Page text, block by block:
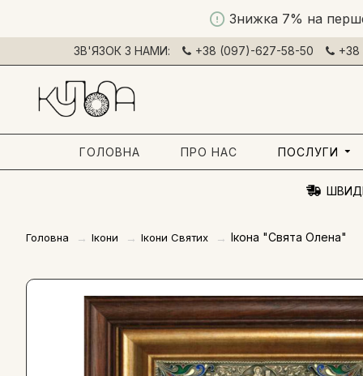
Знижка 7% на
ЗВ'ЯЗОК З НАМИ: +38 (097)-627-58-50 +38
ГОЛОВНА ПРО НАС ПОСЛУГИ
Головна Ікони Ікони Святих Ікона "Свята Олена"